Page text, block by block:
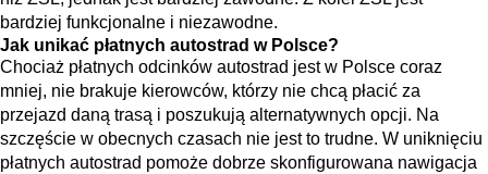
bardziej funkcjonalne i niezawodne.
Jak unikać płatnych autostrad w Polsce?
Chociaż płatnych odcinków autostrad jest w Polsce coraz
mniej, nie brakuje kierowców, którzy nie chcą płacić za
przejazd daną trasą i poszukują alternatywnych opcji. Na
szczęście w obecnych czasach nie jest to trudne. W uniknięciu
płatnych autostrad pomoże dobrze skonfigurowana nawigacja